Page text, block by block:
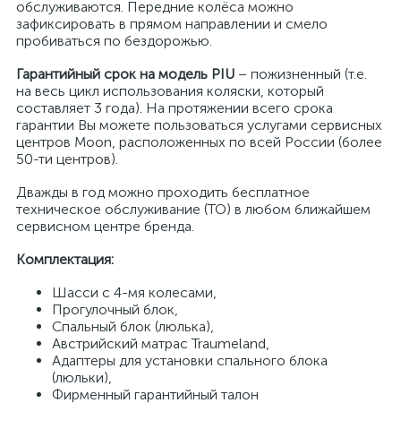
обслуживаются. Передние колёса можно
зафиксировать в прямом направлении и смело
пробиваться по бездорожью.
Гарантийный срок на модель PIU – пожизненный (т.е.
на весь цикл использования коляски, который
составляет 3 года). На протяжении всего срока
гарантии Вы можете пользоваться услугами сервисных
центров Moon, расположенных по всей России (более
50-ти центров).
Дважды в год можно проходить бесплатное
техническое обслуживание (ТО) в любом ближайшем
сервисном центре бренда.
Комплектация:
Шасси с 4-мя колесами,
Прогулочный блок,
Спальный блок (люлька),
Австрийский матрас Traumeland,
Адаптеры для установки спального блока
(люльки),
Фирменный гарантийный талон